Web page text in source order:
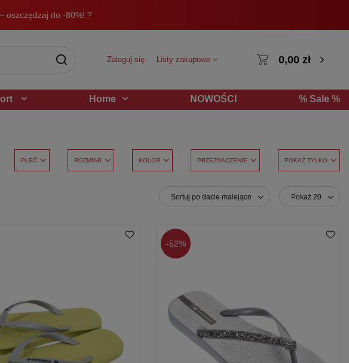
oszczędzaj do -80%! ?
Zaloguj się Listy zakupowe 0,00 zł
Home NOWOŚCI % Sale %
PŁEĆ ROZMIAR KOLOR PRZEZNACZENIE POKAŻ TYLKO
Sortuj po dacie malejąco Pokaż 20
-52%